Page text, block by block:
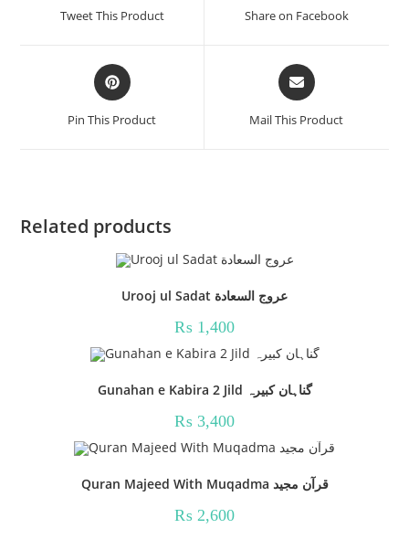
new
Tweet This Product
new
Share on Facebook
Opens
in
a
new
Pin This Product
Opens
in
a
new
Mail This Product
Related products
Urooj ul Sadat عروج السعادة
₨ 1,400
Gunahan e Kabira 2 Jild گناہان کبیرہ
₨ 3,400
Quran Majeed With Muqadma قرآن مجید
₨ 2,600